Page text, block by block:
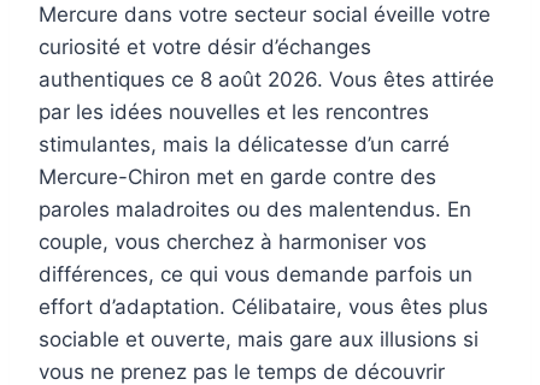
Mercure dans votre secteur social éveille votre
curiosité et votre désir d’échanges
authentiques ce 8 août 2026. Vous êtes attirée
par les idées nouvelles et les rencontres
stimulantes, mais la délicatesse d’un carré
Mercure-Chiron met en garde contre des
paroles maladroites ou des malentendus. En
couple, vous cherchez à harmoniser vos
différences, ce qui vous demande parfois un
effort d’adaptation. Célibataire, vous êtes plus
sociable et ouverte, mais gare aux illusions si
vous ne prenez pas le temps de découvrir